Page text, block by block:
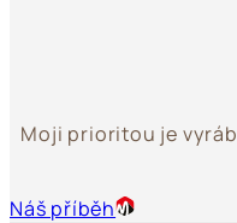
Moji prioritou je
Náš příběh